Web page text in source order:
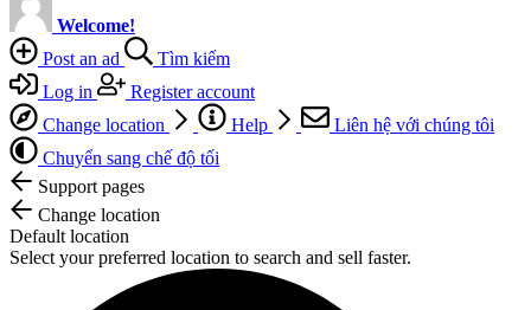
Welcome!
Post an ad
Tìm kiếm
Log in
Register account
Change location
Help
Liên hệ với chúng tôi
Chuyển sang chế độ tối
Support pages
Change location
Default location
Select your preferred location to search and sell faster.